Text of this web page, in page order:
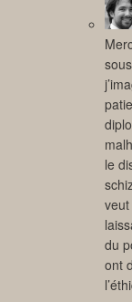
le
du
ont